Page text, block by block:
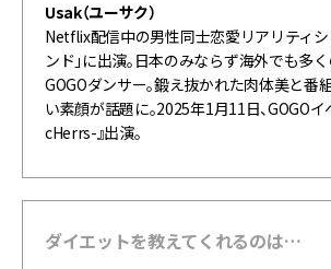
Usak（ユーサク）
Netflix配信中の男性同士恋愛リアリティシ
ンド」に出演。日本のみならず海外でも多
GOGOダンサー。鍛え抜かれた肉体美と番
い素顔が話題に。2025年1月11日、GOGOイ
cHerrs-』出演。
ダイエットを教えてくれるのは…